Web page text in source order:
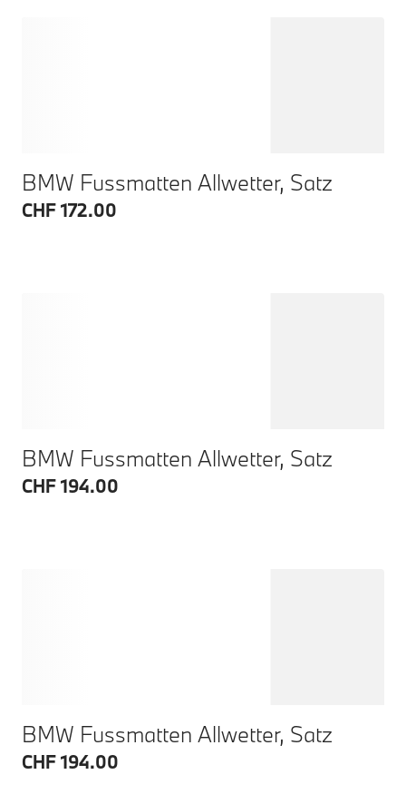
BMW Fussmatten Allwetter, Satz
CHF 172.00
BMW Fussmatten Allwetter, Satz
CHF 194.00
BMW Fussmatten Allwetter, Satz
CHF 194.00